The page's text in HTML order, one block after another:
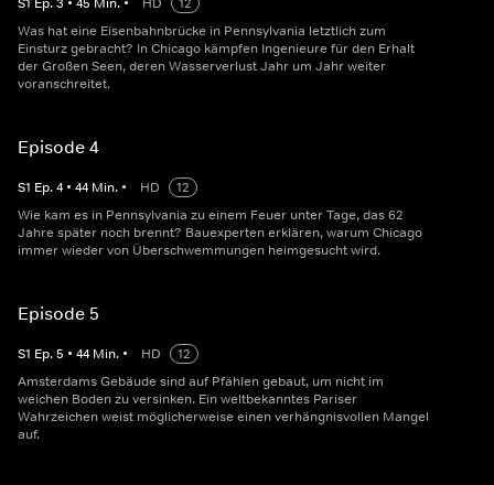
Was hat eine Eisenbahnbrücke in Pennsylvania letztlich zum
Einsturz gebracht? In Chicago kämpfen Ingenieure für den Erhalt
der Großen Seen, deren Wasserverlust Jahr um Jahr weiter
voranschreitet.
Episode 4
S1 Ep.4 • 44 Min. • HD
12
Wie kam es in Pennsylvania zu einem Feuer unter Tage, das 62
Jahre später noch brennt? Bauexperten erklären, warum Chicago
immer wieder von Überschwemmungen heimgesucht wird.
Episode 5
S1 Ep.5 • 44 Min. • HD
12
Amsterdams Gebäude sind auf Pfählen gebaut, um nicht im
weichen Boden zu versinken. Ein weltbekanntes Pariser
Wahrzeichen weist möglicherweise einen verhängnisvollen Mangel
auf.